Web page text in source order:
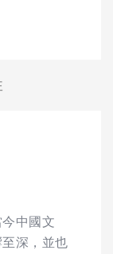
中國文
深，並也